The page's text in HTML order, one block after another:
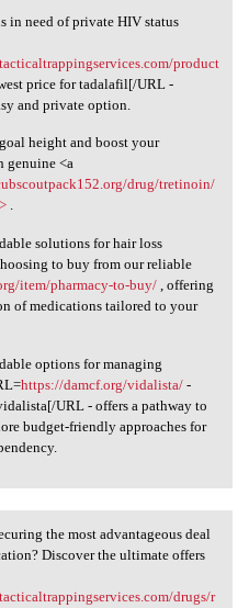
in need of
in need of private HIV status
product
price for tadalafil[/URL -
and private option.
height and boost your
genuine <a
drug/tretinoin/
.
solutions for hair loss
to buy from our reliable
item/pharmacy-to-buy/, offering
of medications tailored to your
options for managing
https://damcf.org/vidalista/-
URL - offers a pathway to
budget-friendly approaches for
securing the
the most advantageous deal
Discover the ultimate offers
drugs/r